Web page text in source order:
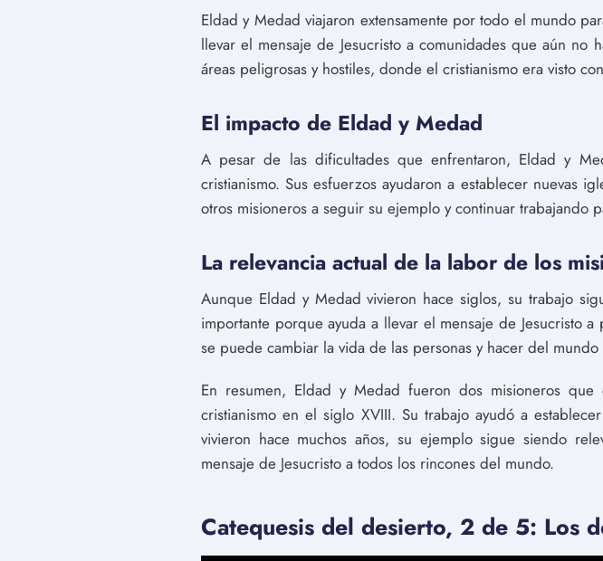
Eldad y Medad viajaron extensamente por todo el mundo
llevar el mensaje de Jesucristo a comunidades que aún
áreas peligrosas y hostiles, donde el cristianismo era visto
El impacto de Eldad y Medad
A pesar de las dificultades que enfrentaron, Eldad y
cristianismo. Sus esfuerzos ayudaron a establecer nuevas
otros misioneros a seguir su ejemplo y continuar trabajando
La relevancia actual de la labor de los
Aunque Eldad y Medad vivieron hace siglos, su trabajo
importante porque ayuda a llevar el mensaje de Jesucristo
se puede cambiar la vida de las personas y hacer del
En resumen, Eldad y Medad fueron dos misioneros
cristianismo en el siglo XVIII. Su trabajo ayudó a
vivieron hace muchos años, su ejemplo sigue siendo
mensaje de Jesucristo a todos los rincones del mundo.
Catequesis del desierto, 2 de 5: Los